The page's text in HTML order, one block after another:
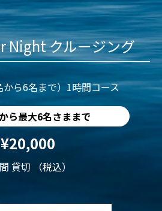
Night クルージング
から6名まで）1時間コース
ら最大6名さままで
¥20,000
貸切 （税込）